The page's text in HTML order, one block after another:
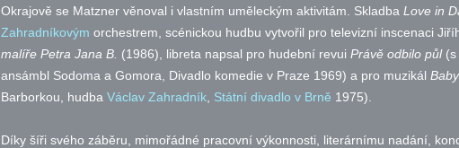
Okrajově se Matzner věnoval i vlastním uměleckým aktivitám. Skladba Love in
Zahradníkovým orchestrem, scénickou hudbu vytvořil pro televizní inscenaci
malíře Petra Jana B. (1986), libreta napsal pro hudební revui Právě odbilo půl(s
ansámbl Sodoma a Gomora, Divadlo komedie v Praze 1969) a pro muzikál
Barborkou, hudba Václav Zahradník Státní divadlo v Brně 1975).
Díky šíři svého záběru, mimořádné pracovní výkonnosti, literárnímu nadání,